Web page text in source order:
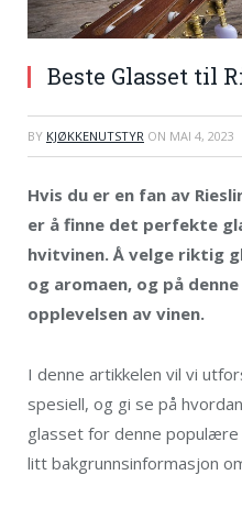
Beste Glasset til
BY KJØKKENUTSTYR ON MAI 4, 2023
Hvis du er en fan av
er å finne det perfekte
hvitvinen. Å velge riktig
og aromaen, og på
opplevelsen av vinen.
I denne artikkelen vil vi
spesiell, og gi se på
glasset for denne
litt bakgrunnsinformasjon